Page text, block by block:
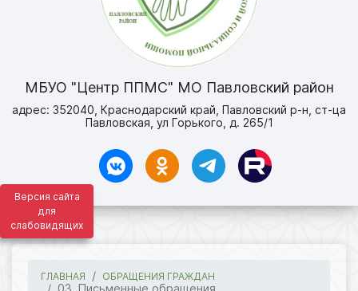
Версия сайта
для
слабовидящих
МБУО "Центр ППМС" МО Павловский район
адрес: 352040, Краснодарский край, Павловский р-н, ст-ца
Павловская, ул Горького, д. 265/1
ГЛАВНАЯ ОБРАЩЕНИЯ ГРАЖДАН
03. Письменные обращения